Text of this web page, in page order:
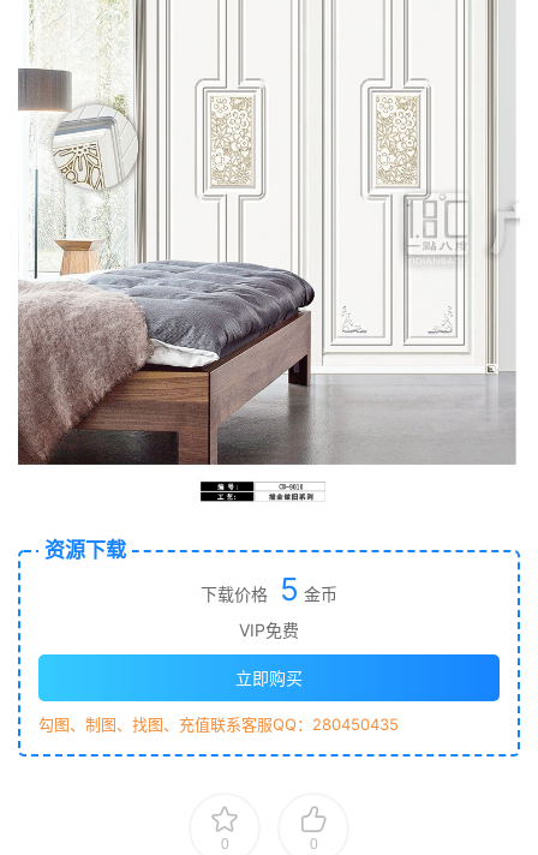
资源下载
下载价格 5 金币
VIP免费
立即购买
勾图、制图、找图、充值联系客服QQ：280450435
0 0